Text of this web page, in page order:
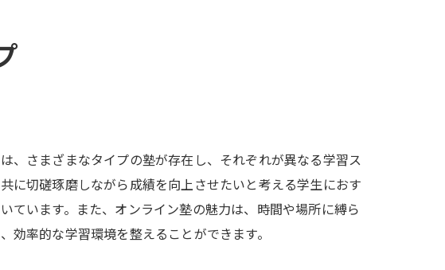
、さまざまなタイプの塾が存在し、それぞれが異なる学習ス
に切磋琢磨しながら成績を向上させたいと考える学生におす
ています。また、オンライン塾の魅力は、時間や場所に縛ら
率的な学習環境を整えることができます。